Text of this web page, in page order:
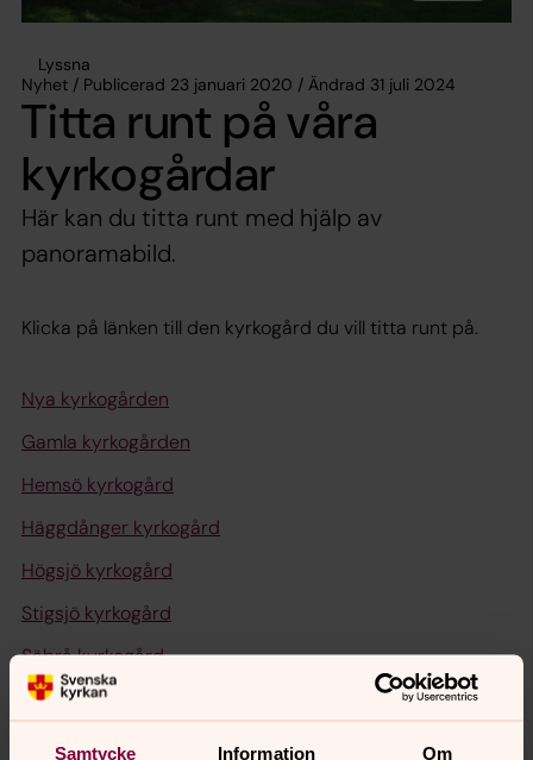
Samtycke Information Om
Lyssna
Nyhet / Publicerad 23 januari 2020 / Ändrad 31 juli 2024
Titta runt på våra
kyrkogårdar
Här kan du titta runt med hjälp av
panoramabild.
Klicka på länken till den kyrkogård du vill titta runt på.
Nya kyrkogården
Gamla kyrkogården
Hemsö kyrkogård
Häggdånger kyrkogård
Högsjö kyrkogård
Stigsjö kyrkogård
Säbrå kyrkogård
Viksjö kyrkogård